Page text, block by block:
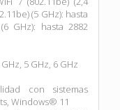
(5 GHz): hasta
GHz): hasta 2882
5 GHz, 6 GHz
con sistemas
Windows® 11